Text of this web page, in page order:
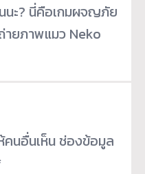
นนะ? นี่คือเกมผจญภัย
ยภาพแมว Neko
นอื่นเห็น ช่องข้อมูล